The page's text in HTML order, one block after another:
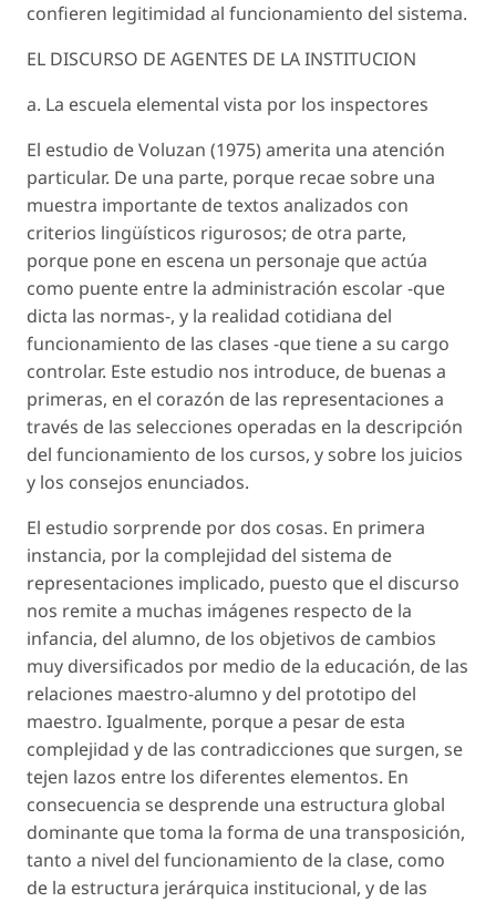
confieren legitimidad al funcionamiento del sistema.
EL DISCURSO DE AGENTES DE LA INSTITUCION
a. La escuela elemental vista por los inspectores
El estudio de Voluzan (1975) amerita una atención
particular. De una parte, porque recae sobre una
muestra importante de textos analizados con
criterios lingüísticos rigurosos; de otra parte,
porque pone en escena un personaje que actúa
como puente entre la administración escolar -que
dicta las normas-, y la realidad cotidiana del
funcionamiento de las clases -que tiene a su cargo
controlar. Este estudio nos introduce, de buenas a
primeras, en el corazón de las representaciones a
través de las selecciones operadas en la descripción
del funcionamiento de los cursos, y sobre los juicios
y los consejos enunciados.
El estudio sorprende por dos cosas. En primera
instancia, por la complejidad del sistema de
representaciones implicado, puesto que el discurso
nos remite a muchas imágenes respecto de la
infancia, del alumno, de los objetivos de cambios
muy diversificados por medio de la educación, de las
relaciones maestro-alumno y del prototipo del
maestro. Igualmente, porque a pesar de esta
complejidad y de las contradicciones que surgen, se
tejen lazos entre los diferentes elementos. En
consecuencia se desprende una estructura global
dominante que toma la forma de una transposición,
tanto a nivel del funcionamiento de la clase, como
de la estructura jerárquica institucional, y de las